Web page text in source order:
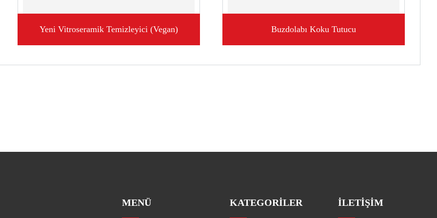
Yeni Vitroseramik Temizleyici (Vegan) Buzdolabı Koku Tutucu
MENÜ KATEGORILER ILETIŞIM